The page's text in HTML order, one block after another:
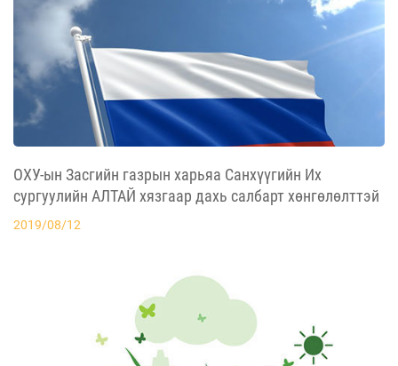
ОХУ-ын Засгийн газрын харьяа Санхүүгийн Их
сургуулийн АЛТАЙ хязгаар дахь салбарт хөнгөлөлттэй
нөхцөлөөр суралцахыг урьж байна
2019/08/12